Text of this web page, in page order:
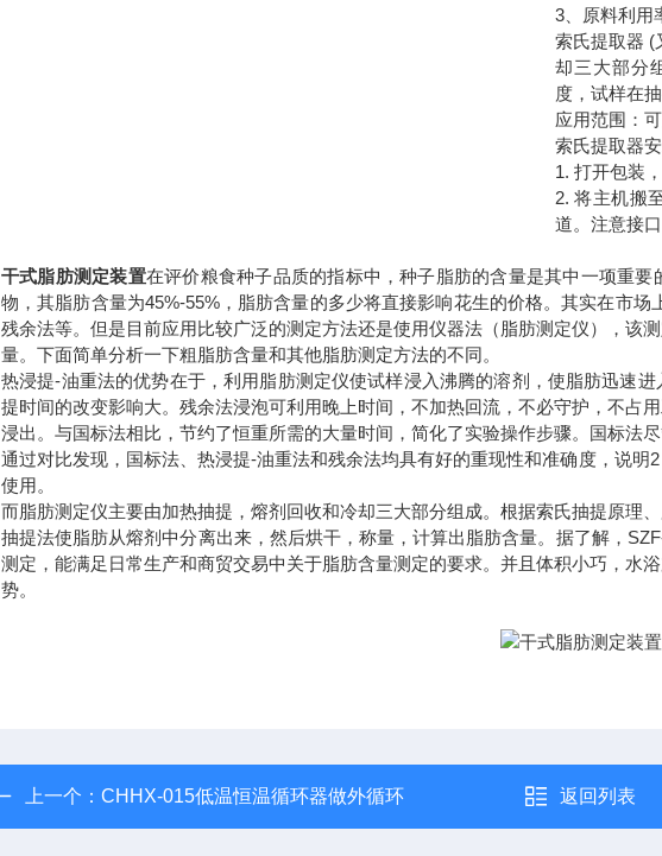
3、原料利用
索氏提取器 (
却三大部分
度，试样在
应用范围：
索氏提取器
1. 打开包装
2. 将主机搬
道。注意接
干式脂肪测定装置在评价粮食种子品质的指标中，种子脂肪的含量是其中一项重
物，其脂肪含量为45%-55%，脂肪含量的多少将直接影响花生的价格。其实在市
残余法等。但是目前应用比较广泛的测定方法还是使用仪器法（脂肪测定仪），该
量。下面简单分析一下粗脂肪含量和其他脂肪测定方法的不同。
热浸提-油重法的优势在于，利用脂肪测定仪使试样浸入沸腾的溶剂，使脂肪迅速
提时间的改变影响大。残余法浸泡可利用晚上时间，不加热回流，不必守护，不占
浸出。与国标法相比，节约了恒重所需的大量时间，简化了实验操作步骤。国标法
通过对比发现，国标法、热浸提-油重法和残余法均具有好的重现性和准确度，说
使用。
而脂肪测定仪主要由加热抽提，熔剂回收和冷却三大部分组成。根据索氏抽提原理
抽提法使脂肪从熔剂中分离出来，然后烘干，称量，计算出脂肪含量。据了解，
测定，能满足日常生产和商贸交易中关于脂肪含量测定的要求。并且体积小巧，水
势。
上一个： CHHX-015低温恒温循环器做外循环 返回列表